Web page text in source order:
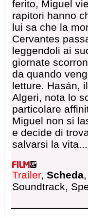
ferito, Miguel
rapitori hanno
lui sa che la
Cervantes
leggendoli ai
giornate
da quando
letture. Hasán,
Algeri, nota lo
particolare
Miguel non si
e decide di
salvarsi la vita...
Trailer, Scheda
Soundtrack,